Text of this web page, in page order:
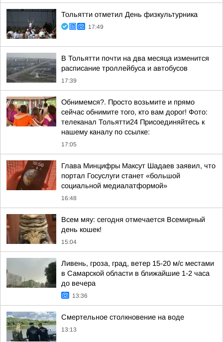
Тольятти отметил День физкультурника
17:49
В Тольятти почти на два месяца изменится
расписание троллейбуса и автобусов
17:39
Обнимемся?. Просто возьмите и прямо
сейчас обнимите того, кто вам дорог! Фото:
телеканал Тольятти24 Присоединяйтесь к
нашему каналу по ссылке:
17:05
Глава Минцифры Максут Шадаев заявил, что
портал Госуслуги станет «большой
социальной медиалатформой»
16:48
Всем мяу: сегодня отмечается Всемирный
день кошек!
15:04
Ливень, гроза, град, ветер 15-20 м/с местами
в Самарской области в ближайшие 1-2 часа
до вечера
13:36
Смертельное столкновение на воде
13:13